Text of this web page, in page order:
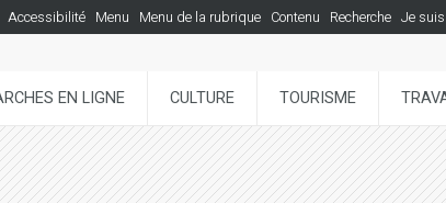
Accessibilité Menu Menu de la rubrique Contenu Recherche Je suis
EN LIGNE CULTURE TOURISME